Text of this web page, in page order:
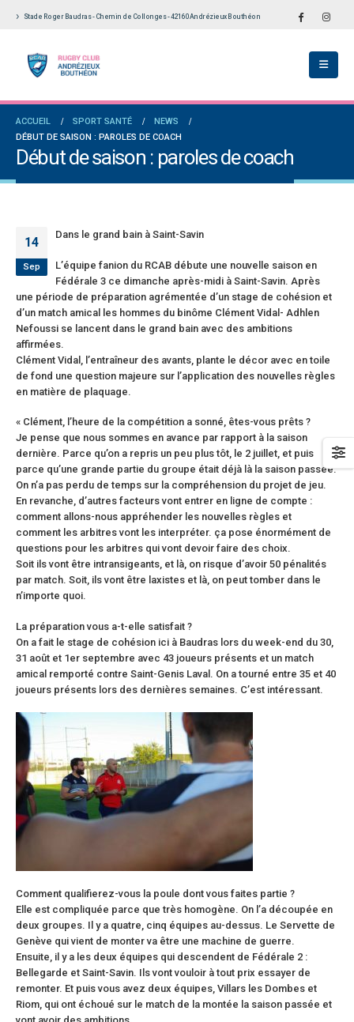
Stade Roger Baudras - Chemin de Collonges - 42160 Andrézieux Bouthéon
ACCUEIL SPORT SANTÉ
NEWS
DÉBUT DE SAISON : PAROLES DE COACH
Début de saison : paroles de coach
14
Sep
Dans le grand bain à Saint-Savin
L’équipe fanion du RCAB débute une nouvelle saison en
Fédérale 3 ce dimanche après-midi à Saint-Savin. Après
une période de préparation agrémentée d’un stage de cohésion et
d’un match amical les hommes du binôme Clément Vidal- Adhlen
Nefoussi se lancent dans le grand bain avec des ambitions
affirmées.
Clément Vidal, l’entraîneur des avants, plante le décor avec en toile
de fond une question majeure sur l’application des nouvelles règles
en matière de plaquage.
« Clément, l’heure de la compétition a sonné, êtes-vous prêts ?
Je pense que nous sommes en avance par rapport à la saison
dernière. Parce qu’on a repris un peu plus tôt, le 2 juillet, et puis
parce qu’une grande partie du groupe était déjà là la saison passée.
On n’a pas perdu de temps sur la compréhension du projet de jeu.
En revanche, d’autres facteurs vont entrer en ligne de compte :
comment allons-nous appréhender les nouvelles règles et
comment les arbitres vont les interpréter. ça pose énormément de
questions pour les arbitres qui vont devoir faire des choix.
Soit ils vont être intransigeants, et là, on risque d’avoir 50 pénalités
par match. Soit, ils vont être laxistes et là, on peut tomber dans le
n’importe quoi.
La préparation vous a-t-elle satisfait ?
On a fait le stage de cohésion ici à Baudras lors du week-end du 30,
31 août et 1er septembre avec 43 joueurs présents et un match
amical remporté contre Saint-Genis Laval. On a tourné entre 35 et 40
joueurs présents lors des dernières semaines. C’est intéressant.
Comment qualifierez-vous la poule dont vous faites partie ?
Elle est compliquée parce que très homogène. On l’a découpée en
deux groupes. Il y a quatre, cinq équipes au-dessus. Le Servette de
Genève qui vient de monter va être une machine de guerre.
Ensuite, il y a les deux équipes qui descendent de Fédérale 2 :
Bellegarde et Saint-Savin. Ils vont vouloir à tout prix essayer de
remonter. Et puis vous avez deux équipes, Villars les Dombes et
Riom, qui ont échoué sur le match de la montée la saison passée et
Aura: les +35 des « 5glés » vice-
des seniors garçons par Philippe Buffevant
Le Progrès
2026
vieilles connaissances et un nouveau venu
Groupe senior: tout un programme de